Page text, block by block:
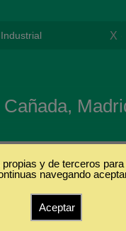
X
y de terceros
navegando
Aceptar